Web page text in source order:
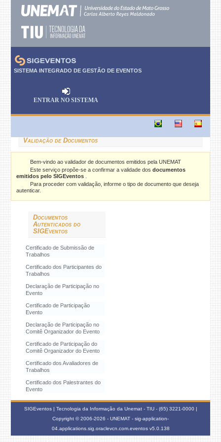
SISTEMA INTEGRADO DE GESTÃO DE EVENTOS
ENTRAR NO SISTEMA
Validação de Documentos
Bem-vindo ao validador de documentos emitidos pela UNEMAT
Este serviço propõe-se a confirmar a validade dosdocumentos
emitidos pelo SIGEventos
Para proceder com validação, informe o tipo de documento que deseja
autenticar.
Documentos
Autenticados do
SIGEventos
Certificado de Submissão de
Trabalhos
Certificado dos Participantes do
Trabalhos
Declaração de Participação no
Evento
Certificado de Participação
Evento
Declaração de Participação no
Comitê Organizador do Evento
Certificado de Participação do
Comitê Organizador do Evento
Certificado dos Avaliadores de
Trabalhos
Certificado dos Palestrantes do
Evento
SIGEventos | Tecnologia da Informação da Unemat - TIU - (65) 3221-0000 |
Copyright © 2006-2026 - UNEMAT - sig-application-
04.applications.sig.oraclevcn.com.eventos v5.0.138